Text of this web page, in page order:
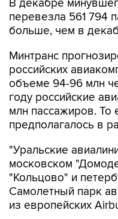
В декабре
перевезла 561 794
больше, чем в
Минтранс
российских
объеме 94-96 млн
году российские
млн пассажиров. То
предполагалось в
"Уральские
московском
"Кольцово" и
Самолетный парк
из европейских